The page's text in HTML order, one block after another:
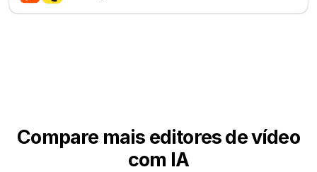
Compare mais editores de vídeo
com IA